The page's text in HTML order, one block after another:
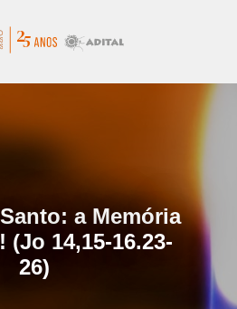
a Memória
14,15-16.23-
26)